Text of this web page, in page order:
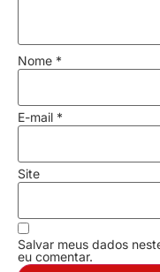
Nome *
E-mail *
Site
Salvar meus dados
eu comentar.